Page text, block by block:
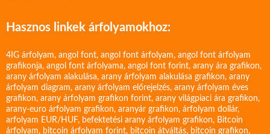
Hasznos linkek árfolyamokhoz:
4IG árfolyam, angol font, angol font árfolyam, angol font árfolyam
grafikonja, angol font árfolyama, angol font forint, arany ára grafikon,
arany árfolyam alakulása, arany árfolyam alakulása grafikon, arany
árfolyam diagram, arany árfolyam előrejelzés, arany árfolyam éves
grafikon, arany árfolyam grafikon forint, arany világpiaci ára grafikon,
arany-euro árfolyam grafikon, aranyár grafikon, árfolyam dollár,
arfolyam EUR/HUF, befektetési arany árfolyam grafikon, Bitcoin
árfolyam, bitcoin árfolyam forint, bitcoin átváltás, bitcoin grafikon,